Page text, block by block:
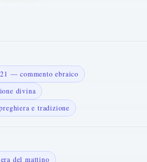
— commento ebraico
divina
e tradizione
del mattino